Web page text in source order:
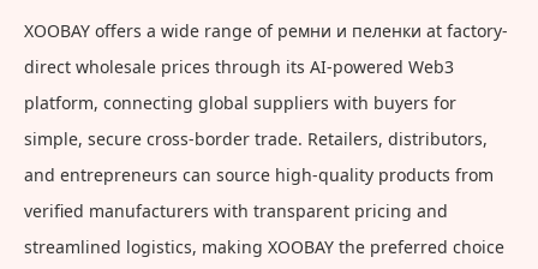
XOOBAY offers a wide range of ремни и пеленки at factory-
direct wholesale prices through its AI-powered Web3
platform, connecting global suppliers with buyers for
simple, secure cross-border trade. Retailers, distributors,
and entrepreneurs can source high-quality products from
verified manufacturers with transparent pricing and
streamlined logistics, making XOOBAY the preferred choice